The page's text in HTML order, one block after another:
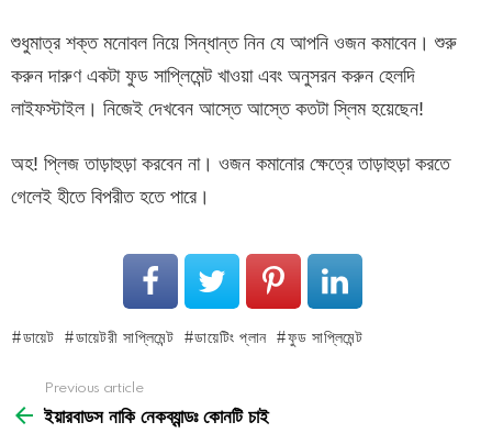
শুধুমাত্র শক্ত মনোবল নিয়ে সিন্ধান্ত নিন যে আপনি ওজন কমাবেন। শুরু
করুন দারুণ একটা ফুড সাপ্লিমেন্ট খাওয়া এবং অনুসরন করুন হেলদি
লাইফস্টাইল। নিজেই দেখবেন আস্তে আস্তে কতটা স্লিম হয়েছেন!
অহ! প্লিজ তাড়াহুড়া করবেন না। ওজন কমানোর ক্ষেত্রে তাড়াহুড়া করতে
গেলেই হীতে বিপরীত হতে পারে।
ডায়েট ডায়েটরী সাপ্লিমেন্ট ডায়েটিং প্লান ফুড সাপ্লিমেন্ট
more
Previous article
ইয়ারবাডস নাকি নেকব্যান্ডঃ কোনটি চাই